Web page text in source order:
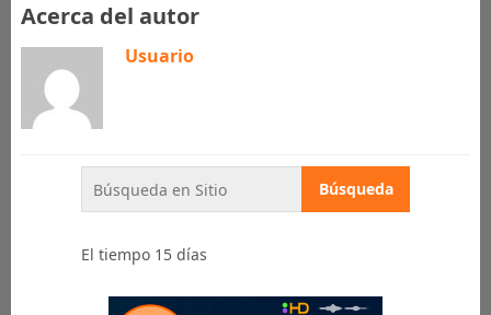
Acerca del autor
Usuario
El tiempo 15 días